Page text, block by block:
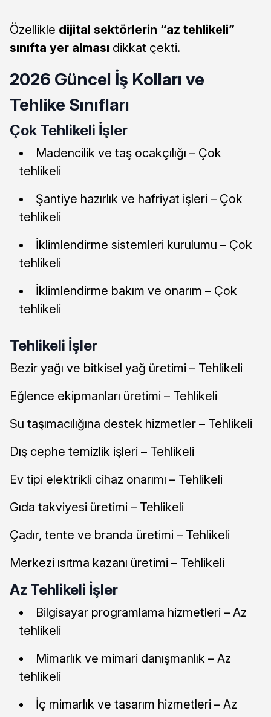
Özellikle dijital sektörlerin “az tehlikeli”
sınıfta yer alması dikkat çekti.
2026 Güncel İş Kolları ve
Tehlike Sınıfları
Çok Tehlikeli İşler
Madencilik ve taş ocakçılığı – Çok
tehlikeli
Şantiye hazırlık ve hafriyat işleri – Çok
tehlikeli
İklimlendirme sistemleri kurulumu – Çok
tehlikeli
İklimlendirme bakım ve onarım – Çok
tehlikeli
Tehlikeli İşler
Bezir yağı ve bitkisel yağ üretimi – Tehlikeli
Eğlence ekipmanları üretimi – Tehlikeli
Su taşımacılığına destek hizmetler – Tehlikeli
Dış cephe temizlik işleri – Tehlikeli
Ev tipi elektrikli cihaz onarımı – Tehlikeli
Gıda takviyesi üretimi – Tehlikeli
Çadır, tente ve branda üretimi – Tehlikeli
Merkezi ısıtma kazanı üretimi – Tehlikeli
Az Tehlikeli İşler
Bilgisayar programlama hizmetleri – Az
tehlikeli
Mimarlık ve mimari danışmanlık – Az
tehlikeli
İç mimarlık ve tasarım hizmetleri – Az